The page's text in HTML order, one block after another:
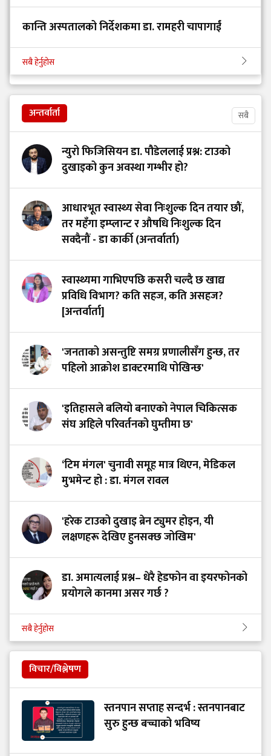
कान्ति अस्पतालको निर्देशकमा डा. रामहरी चापागाईं
सबै हेर्नुहोस
अन्तर्वार्ता सबै
न्युरो फिजिसियन डा. पौडेललाई प्रश्न: टाउको
दुखाइको कुन अवस्था गम्भीर हो?
आधारभूत स्वास्थ्य सेवा निःशुल्क दिन तयार छौं,
तर महँगा इम्प्लान्ट र औषधि निःशुल्क दिन
सक्दैनौं - डा कार्की (अन्तर्वार्ता)
स्वास्थ्यमा गाभिएपछि कसरी चल्दै छ खाद्य
प्रविधि विभाग? कति सहज, कति असहज?
[अन्तर्वार्ता]
'जनताको असन्तुष्टि समग्र प्रणालीसँग हुन्छ, तर
पहिलो आक्रोश डाक्टरमाथि पोखिन्छ'
'इतिहासले बलियो बनाएको नेपाल चिकित्सक
संघ अहिले परिवर्तनको घुम्तीमा छ'
‘टिम मंगल' चुनावी समूह मात्र थिएन, मेडिकल
मुभमेन्ट हो : डा. मंगल रावल
'हरेक टाउको दुखाइ ब्रेन ट्युमर होइन, यी
लक्षणहरू देखिए हुनसक्छ जोखिम'
डा. अमात्यलाई प्रश्न– धेरै हेडफोन वा इयरफोनको
प्रयोगले कानमा असर गर्छ ?
सबै हेर्नुहोस
विचार/विश्लेषण
स्तनपान सप्ताह सन्दर्भ : स्तनपानबाट
सुरु हुन्छ बच्चाको भविष्य